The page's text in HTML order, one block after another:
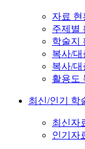
자료 현
주제별
학술지
복사/대
복사/대
활용도
최신/인기 학
최신자
인기자